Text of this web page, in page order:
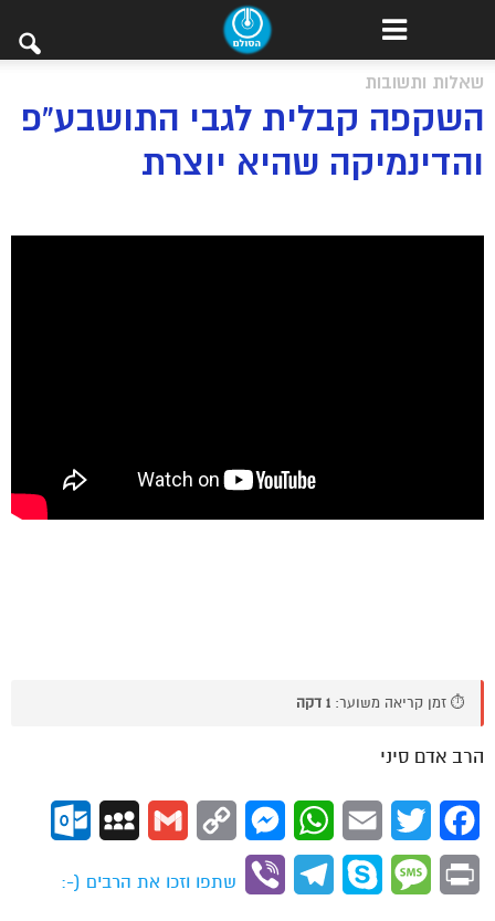
שאלות ותשובות
השקפה קבלית לגבי התושבע”פ
והדינמיקה שהיא יוצרת
⏱️ זמן קריאה משוער: 1 דקה
הרב אדם סיני
Facebook
Twitter
Email
WhatsApp
Messenger
Copy
Gmail
MySpace
Print
Message
Skype
Telegram
Viber
שתפו וזכו את הרבים (-: